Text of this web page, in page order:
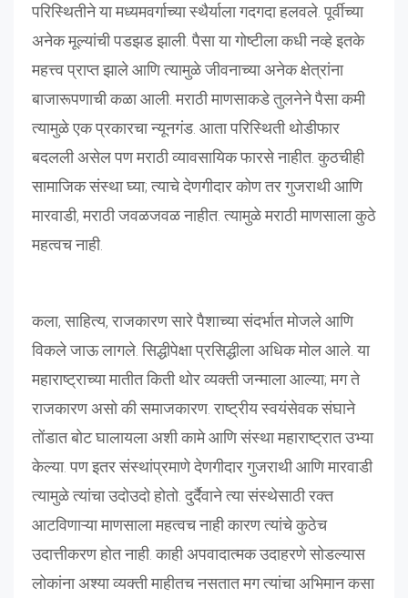
परिस्थितीने या मध्यमवर्गाच्या स्थैर्याला गदगदा हलवले. पूर्वीच्या
अनेक मूल्यांची पडझड झाली. पैसा या गोष्टीला कधी नव्हे इतके
महत्त्व प्राप्त झाले आणि त्यामुळे जीवनाच्या अनेक क्षेत्रांना
बाजारूपणाची कळा आली. मराठी माणसाकडे तुलनेने पैसा कमी
त्यामुळे एक प्रकारचा न्यूनगंड. आता परिस्थिती थोडीफार
बदलली असेल पण मराठी व्यावसायिक फारसे नाहीत. कुठचीही
सामाजिक संस्था घ्या; त्याचे देणगीदार कोण तर गुजराथी आणि
मारवाडी, मराठी जवळजवळ नाहीत. त्यामुळे मराठी माणसाला कुठे
महत्वच नाही.
कला, साहित्य, राजकारण सारे पैशाच्या संदर्भात मोजले आणि
विकले जाऊ लागले. सिद्धीपेक्षा प्रसिद्धीला अधिक मोल आले. या
महाराष्ट्राच्या मातीत किती थोर व्यक्ती जन्माला आल्या; मग ते
राजकारण असो की समाजकारण. राष्ट्रीय स्वयंसेवक संघाने
तोंडात बोट घालायला अशी कामे आणि संस्था महाराष्ट्रात उभ्या
केल्या. पण इतर संस्थांप्रमाणे देणगीदार गुजराथी आणि मारवाडी
त्यामुळे त्यांचा उदोउदो होतो. दुर्दैवाने त्या संस्थेसाठी रक्त
आटविणाऱ्या माणसाला महत्वच नाही कारण त्यांचे कुठेच
उदात्तीकरण होत नाही. काही अपवादात्मक उदाहरणे सोडल्यास
लोकांना अश्या व्यक्ती माहीतच नसतात मग त्यांचा अभिमान कसा